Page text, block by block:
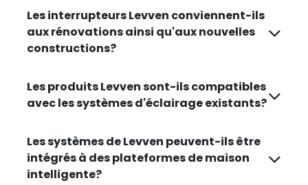
Les interrupteurs Levven conviennent-ils
aux rénovations ainsi qu'aux nouvelles
constructions?
Les produits Levven sont-ils compatibles
avec les systèmes d'éclairage existants?
Les systèmes de Levven peuvent-ils être
intégrés à des plateformes de maison
intelligente?